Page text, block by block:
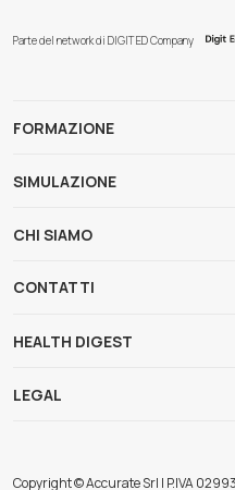
Parte del network di DIGIT ED Company
FORMAZIONE
SIMULAZIONE
CHI SIAMO
CONTATTI
HEALTH DIGEST
LEGAL
Copyright © Accurate Srl | P.IVA